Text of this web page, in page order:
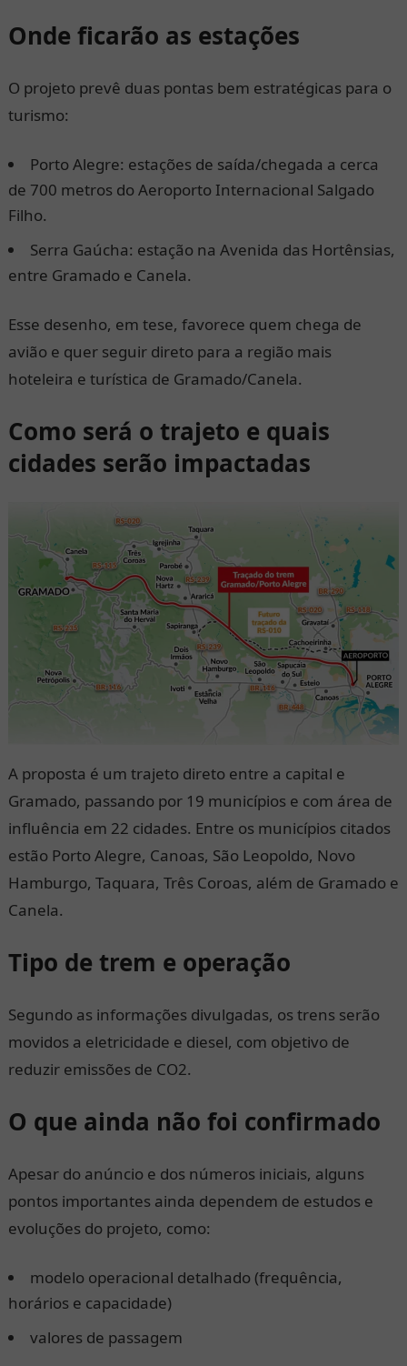
Onde ficarão as estações
O projeto prevê duas pontas bem estratégicas para o
turismo:
Porto Alegre: estações de saída/chegada a cerca
de 700 metros do Aeroporto Internacional Salgado
Filho.
Serra Gaúcha: estação na Avenida das Hortênsias,
entre Gramado e Canela.
Esse desenho, em tese, favorece quem chega de
avião e quer seguir direto para a região mais
hoteleira e turística de Gramado/Canela.
Como será o trajeto e quais
cidades serão impactadas
A proposta é um trajeto direto entre a capital e
Gramado, passando por 19 municípios e com área de
influência em 22 cidades. Entre os municípios citados
estão Porto Alegre, Canoas, São Leopoldo, Novo
Hamburgo, Taquara, Três Coroas, além de Gramado e
Canela.
Tipo de trem e operação
Segundo as informações divulgadas, os trens serão
movidos a eletricidade e diesel, com objetivo de
reduzir emissões de CO2.
O que ainda não foi confirmado
Apesar do anúncio e dos números iniciais, alguns
pontos importantes ainda dependem de estudos e
evoluções do projeto, como:
modelo operacional detalhado (frequência,
horários e capacidade)
valores de passagem